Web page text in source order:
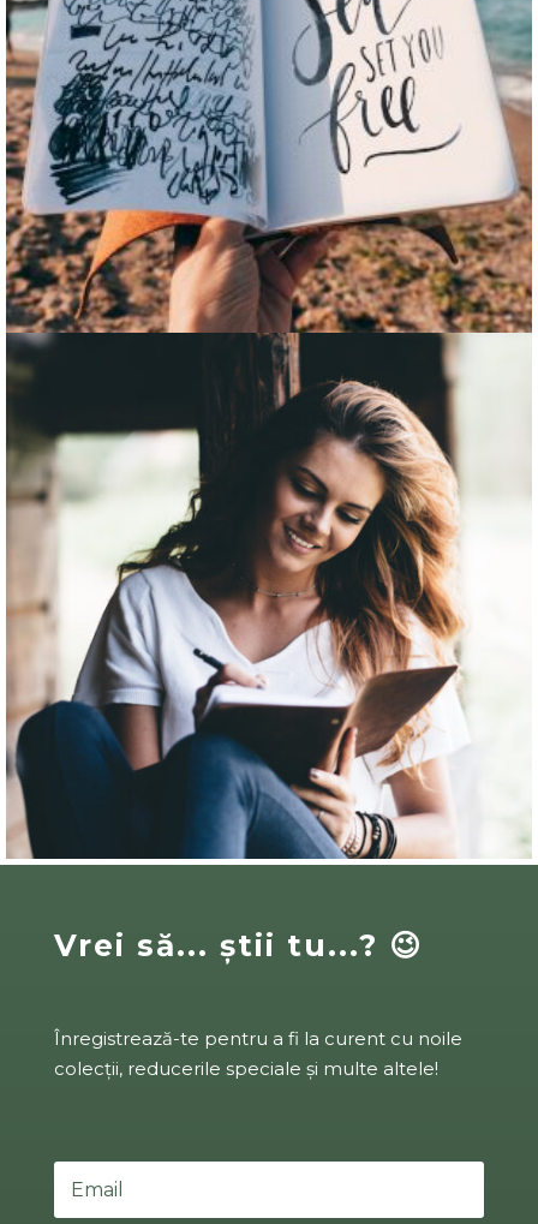
Vrei să... știi tu...? 😉
Înregistrează-te pentru a fi la curent cu noile
colecții, reducerile speciale și multe altele!